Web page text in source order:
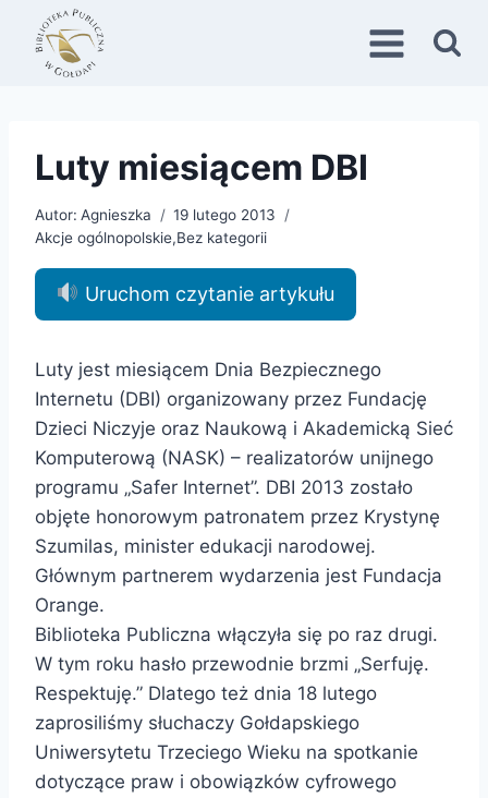
Przejdź
treści
Luty miesiącem DBI
Autor: Agnieszka
19 lutego 2013
Akcje ogólnopolskie,Bez kategorii
Uruchom czytanie artykułu
Luty jest miesiącem Dnia Bezpiecznego
Internetu (DBI) organizowany przez Fundację
Dzieci Niczyje oraz Naukową i Akademicką Sieć
Komputerową (NASK) – realizatorów unijnego
programu „Safer Internet”. DBI 2013 zostało
objęte honorowym patronatem przez Krystynę
Szumilas, minister edukacji narodowej.
Głównym partnerem wydarzenia jest Fundacja
Orange.
Biblioteka Publiczna włączyła się po raz drugi.
W tym roku hasło przewodnie brzmi „Serfuję.
Respektuję.” Dlatego też dnia 18 lutego
zaprosiliśmy słuchaczy Gołdapskiego
Uniwersytetu Trzeciego Wieku na spotkanie
dotyczące praw i obowiązków cyfrowego